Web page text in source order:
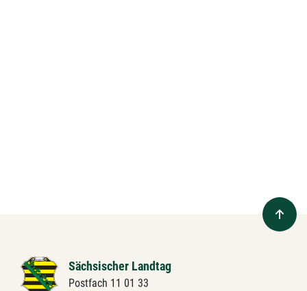
Sächsischer Landtag
Postfach 11 01 33